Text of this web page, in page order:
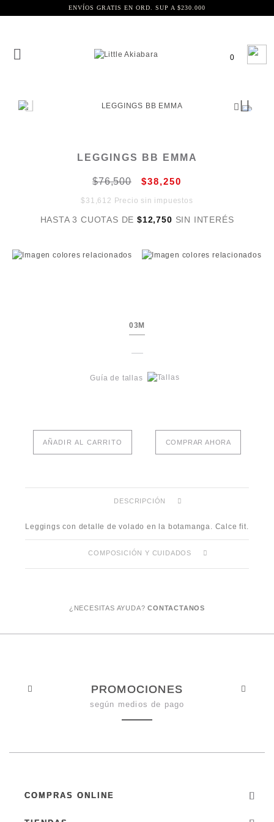
ENVÍOS GRATIS EN ORD. SUP A $230.000
0
LEGGINGS BB EMMA
$76,500 $38,250
$31,612 Precio sin impuestos
HASTA 3 CUOTAS DE$12,750 SIN INTERÉS
03M
Guía de tallas
AÑADIR AL CARRITO COMPRAR AHORA
DESCRIPCIÓN
Leggings con detalle de volado en la botamanga. Calce fit.
COMPOSICIÓN Y CUIDADOS
¿NECESITAS AYUDA?CONTACTANOS
PROMOCIONES
según medios de pago
COMPRAS ONLINE